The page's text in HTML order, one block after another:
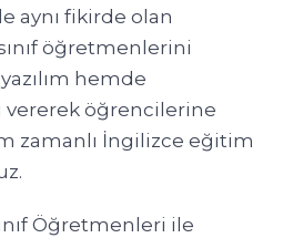
aynı fikirde olan
öğretmenlerini
hemde
vererek öğrencilerine
zamanlı İngilizce eğitim
Öğretmenleri ile